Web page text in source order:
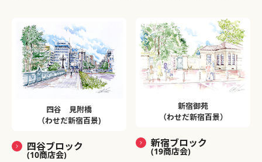
四谷 見附橋
（わせだ新宿百景)
四谷ブロック
(10商店会)
新宿御苑
（わせだ新宿百景）
新宿ブロック
(19商店会)